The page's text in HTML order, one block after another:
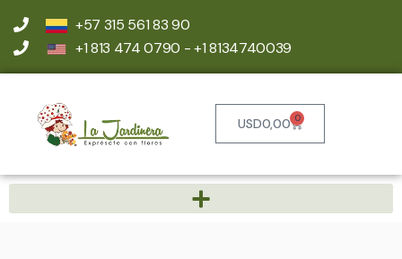
+57 315 561 83 90
+1 813 474 0790 - +1 8134740039
USD0,00 0